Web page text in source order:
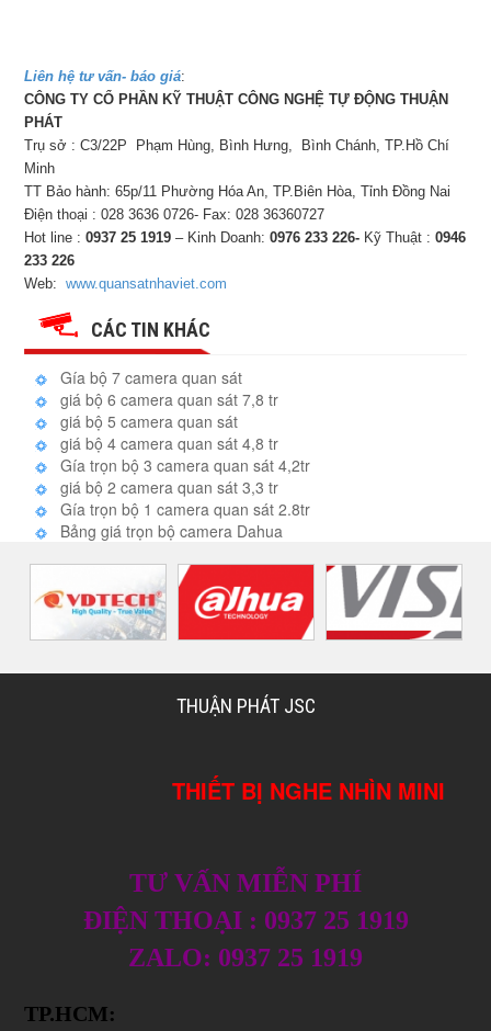
Liên hệ tư vấn- báo giá:
CÔNG TY CỔ PHẦN KỸ THUẬT CÔNG NGHỆ TỰ ĐỘNG THUẬN
PHÁT
Trụ sở : C3/22P Phạm Hùng, Bình Hưng, Bình Chánh, TP.Hồ Chí
Minh
TT Bảo hành: 65p/11 Phường Hóa An, TP.Biên Hòa, Tỉnh Đồng Nai
Điện thoại : 028 3636 0726- Fax: 028 36360727
Hot line :0937 25 1919 – Kinh Doanh:0976 233 226- Kỹ Thuật :0946
233 226
Web:www.quansatnhaviet.com
CÁC TIN KHÁC
Gía bộ 7 camera quan sát
giá bộ 6 camera quan sát 7,8 tr
giá bộ 5 camera quan sát
giá bộ 4 camera quan sát 4,8 tr
Gía trọn bộ 3 camera quan sát 4,2tr
giá bộ 2 camera quan sát 3,3 tr
Gía trọn bộ 1 camera quan sát 2.8tr
Bảng giá trọn bộ camera Dahua
THUẬN PHÁT JSC
THIẾT BỊ NGHE NHÌN MINI
TƯ VẤN MIỄN PHÍ
ĐIỆN THOẠI : 0937 25 1919
ZALO: 0937 25 1919
TP.HCM: